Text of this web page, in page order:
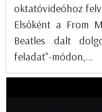
oktatóvideóhoz
Elsőként a From
Beatles dalt
feladat"-módon,...